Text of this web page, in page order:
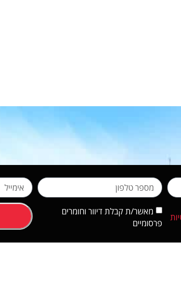
מאשר/ת קבלת דיוור וחומרים
פרסומיים